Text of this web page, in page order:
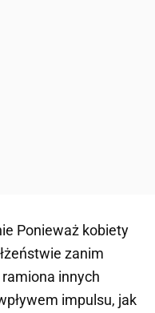
Ponieważ kobiety
zanim
innych
impulsu, jak